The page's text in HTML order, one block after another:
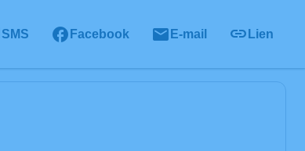
SMS Facebook E-mail Lien